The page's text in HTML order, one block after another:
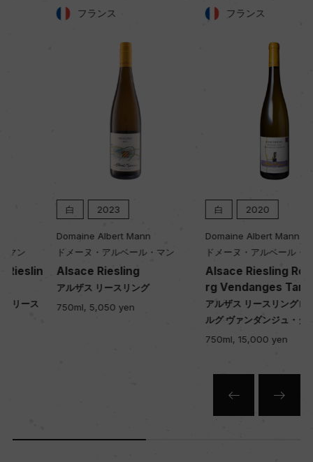
フランス
2023
Domaine Albert Mann
ドメーヌ・アルベール・マン
Alsace Riesling
アルザス リースリング
750ml, 5,050 yen
フランス
2020
Domaine Albert Mann
ドメーヌ・アルベール・マン
Alsace Riesling Rosenbe
rg Vendanges Tardives
アルザス リースリングローゼンベ
ルグ ヴァンダンジュ・タルディヴ
750ml, 15,000 yen